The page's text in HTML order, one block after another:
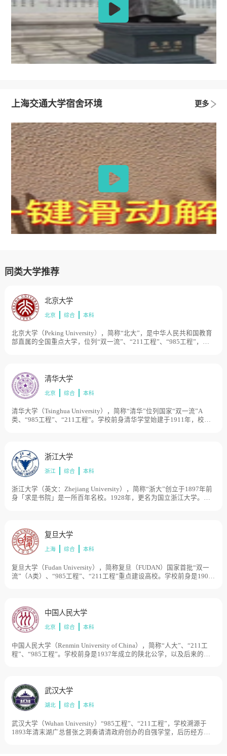
上海交通大学宿舍环境 更多
同类大学推荐
北京大学
北京 综合 本科
北京大学（Peking University），简称“北大”，是中华人民共和国教育
部直属的全国重点大学，位列“双一流”、“211工程”、“985工程”，创
成国立长沙临时大学，1938年迁至昆明，更名为国立西南联合大学。
1946年复员返回北平（现北京）。1952年经全国高校院系调整，成为
以文理基础学科为主 的综合性大学，并自北京沙滩等地迁至现址。
占地面积7000亩。
清华大学
北京 综合 本科
清华大学（Tsinghua University），简称“清华”位列国家“双一流”A
类、“985工程”、“211工程”。学校前身清华学堂始建于1911年，校名
长沙，与国立北京大学、私立南开大学组建国立长沙临时大学，1938
年迁至昆明改名为国立西南联合大学。1946年迁回清华园。1949年中
华人民共和国成立，清华大学进入新的发展阶段。中国高等院校1952
合性的研究型大学。清华占地面积约为6632亩。
浙江大学
浙江 综合 本科
浙江大学（英文：Zhejiang University），简称“浙大”创立于1897年前
身「求是书院」是一所百年名校。1928年，更名为国立浙江大学。
年，四校实现合并，组建了新浙江大学。浙江大学是教育部直属的综
合性全国重点大学，同时也是研究型、创新型大学、“985工程大学”
“211工程大学”“双一流大学”是我国知名的顶级学府。学校现有紫金
9335亩。
复旦大学
上海 综合 本科
复旦大学（Fudan University），简称复旦（FUDAN）国家首批“双一
流”（A类）、“985工程”、“211工程”重点建设高校。学校前身是1905
院的上海医科大学合并，组建新的复旦大学。占地面积为1600亩。
中国人民大学
北京 综合 本科
中国人民大学（Renmin University of China），简称“人大”、“211工
程”、“985工程”。学校前身是1937年成立的陕北公学，以及后来的华
的第一所新型正规大学。1954年，被确定为以社会科学为主的综合大
学和首批全国重点大学；1960年，被确定为综合性全国重点大学；
2017年入选国家“双一流”建设名单。占地面积7500亩。
武汉大学
湖北 综合 本科
武汉大学（Wuhan University）“985工程”、“211工程”，学校溯源于
1893年清末湖广总督张之洞奏请清政府创办的自强学堂，后历经方言